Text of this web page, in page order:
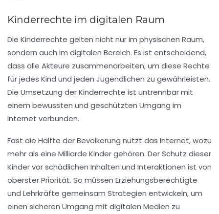
Kinderrechte im digitalen Raum
Die Kinderrechte gelten nicht nur im physischen Raum,
sondern auch im digitalen Bereich. Es ist entscheidend,
dass alle Akteure zusammenarbeiten, um diese Rechte
für jedes Kind und jeden Jugendlichen zu gewährleisten.
Die Umsetzung der Kinderrechte ist untrennbar mit
einem bewussten und geschützten Umgang im
Internet verbunden.
Fast die Hälfte der Bevölkerung nutzt das Internet, wozu
mehr als eine Milliarde Kindergehören. Der Schutz dieser
Kinder vor schädlichen Inhalten und Interaktionen ist von
oberster Priorität. So müssen Erziehungsberechtigte
und Lehrkräfte gemeinsam Strategien entwickeln, um
einen sicheren Umgang mit digitalen Medien zu